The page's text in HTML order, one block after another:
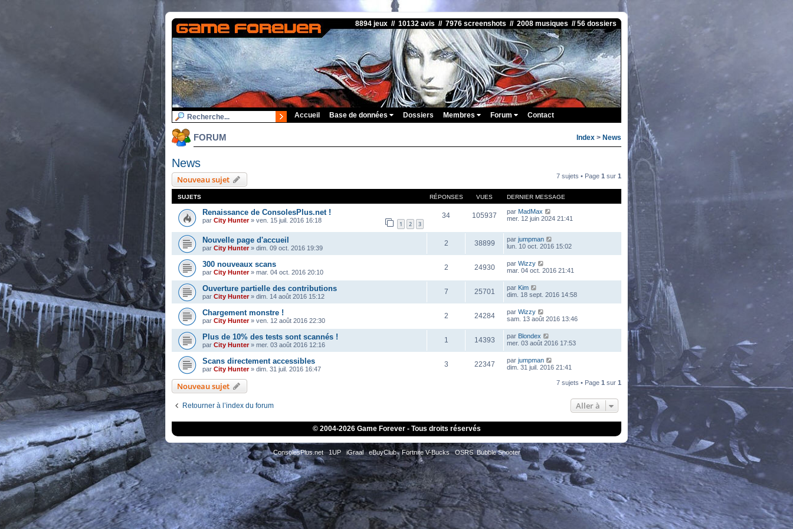
8894 jeux // 10132 avis // 7976 screenshots // 2008 musiques // 56 dossiers
Accueil Base de données Dossiers Membres Forum Contact
FORUM Index > News
News
Nouveau sujet 7 sujets • Page 1 sur 1
SUJETS RÉPONSES VUES DERNIER MESSAGE
Renaissance de ConsolesPlus.net !
par City Hunter» ven. 15 juil. 2016 16:18 1 2 3
34 105937 par MadMax
mer. 12 juin 2024 21:41
Nouvelle page d'accueil
par City Hunter» dim. 09 oct. 2016 19:39
2 38899 par jumpman
lun. 10 oct. 2016 15:02
300 nouveaux scans
par City Hunter» mar. 04 oct. 2016 20:10
2 24930 par Wizzy
mar. 04 oct. 2016 21:41
Ouverture partielle des contributions
par City Hunter» dim. 14 août 2016 15:12
7 25701 par Kim
dim. 18 sept. 2016 14:58
Chargement monstre !
par City Hunter» ven. 12 août 2016 22:30
2 24284 par Wizzy
sam. 13 août 2016 13:46
Plus de 10% des tests sont scannés !
par City Hunter» mer. 03 août 2016 12:16
1 14393 par Blondex
mer. 03 août 2016 17:53
Scans directement accessibles
par City Hunter» dim. 31 juil. 2016 16:47
3 22347 par jumpman
dim. 31 juil. 2016 21:41
Nouveau sujet 7 sujets • Page 1 sur 1
Retourner à l’index du forum Aller à
© 2004-2026 Game Forever - Tous droits réservés
ConsolesPlus.net 1UP iGraal eBuyClub Fortnite V-Bucks OSRS Bubble Shooter